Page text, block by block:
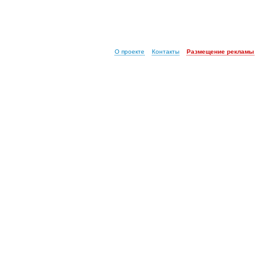
О проекте Контакты Размещение рекламы